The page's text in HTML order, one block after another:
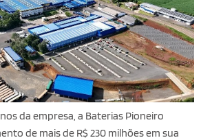
da empresa, a Baterias Pioneiro
de mais de R$ 230 milhões em sua